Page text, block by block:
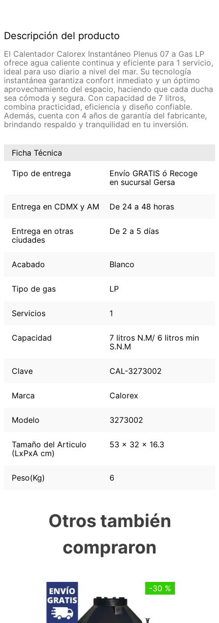
Descripción del producto
El Calentador Calorex Instantáneo Plenus 07 a Gas LP
ofrece agua caliente continua y eficiente para 1 servicio,
ideal para uso diario a nivel del mar. Su tecnología
instantánea garantiza confort inmediato y un óptimo
aprovechamiento del espacio, haciendo que cada ducha
sea cómoda y segura. Con capacidad de 7 litros,
combina practicidad, eficiencia y diseño confiable.
Además, cuenta con 4 años de garantía del fabricante,
brindando respaldo y tranquilidad en tu inversión.
Ficha Técnica
Tipo de entrega
Envío GRATIS ó Recoge
en sucursal Gersa
Entrega en CDMX y AM De 24 a 48 horas
Entrega en otras
ciudades
De 2 a 5 días
Acabado Blanco
Tipo de gas LP
Servicios 1
Capacidad
7 litros N.M/ 6 litros min
S.N.M
Clave CAL-3273002
Marca Calorex
Modelo 3273002
Tamaño del Articulo
(LxPxA cm)
53 x 32 x 16.3
Peso(Kg) 6
Otros también
compraron
-30 %